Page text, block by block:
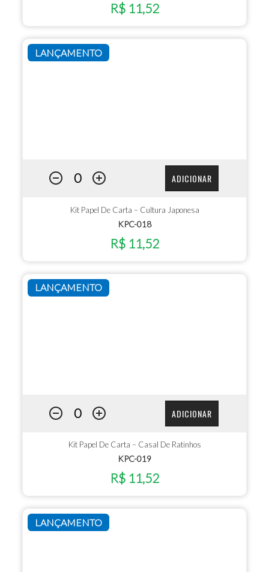
R$ 11,52
LANÇAMENTO
ADICIONAR
Kit Papel De Carta – Cultura Japonesa
KPC-018
R$ 11,52
LANÇAMENTO
ADICIONAR
Kit Papel De Carta – Casal De Ratinhos
KPC-019
R$ 11,52
LANÇAMENTO